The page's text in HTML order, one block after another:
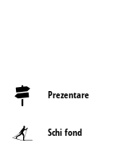
Prezentare
Schi fond